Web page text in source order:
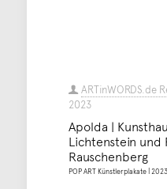
ARTinWORDS.de
2023
Apolda |
Lichtenstein und
Rauschenberg
POP ART Künstlerplakate | 2023